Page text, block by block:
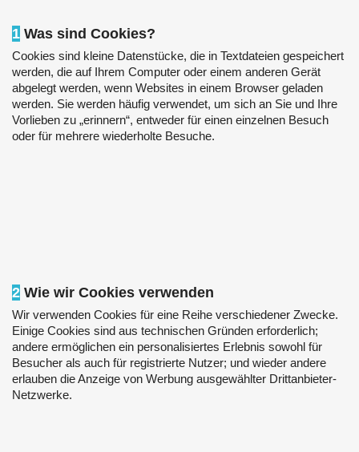
1 Was sind Cookies?
Cookies sind kleine Datenstücke, die in Textdateien gespeichert
werden, die auf Ihrem Computer oder einem anderen Gerät
abgelegt werden, wenn Websites in einem Browser geladen
werden. Sie werden häufig verwendet, um sich an Sie und Ihre
Vorlieben zu „erinnern“, entweder für einen einzelnen Besuch
oder für mehrere wiederholte Besuche.
2 Wie wir Cookies verwenden
Wir verwenden Cookies für eine Reihe verschiedener Zwecke.
Einige Cookies sind aus technischen Gründen erforderlich;
andere ermöglichen ein personalisiertes Erlebnis sowohl für
Besucher als auch für registrierte Nutzer; und wieder andere
erlauben die Anzeige von Werbung ausgewählter Drittanbieter-
Netzwerke.